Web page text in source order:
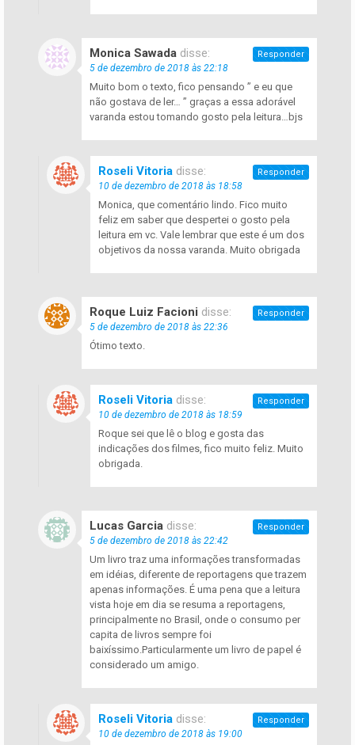
Monica Sawada disse:
5 de dezembro de 2018 às 22:18
Muito bom o texto, fico pensando ” e eu que
não gostava de ler… ” graças a essa adorável
varanda estou tomando gosto pela leitura…bjs
Responder
Roseli Vitoria disse:
10 de dezembro de 2018 às 18:58
Monica, que comentário lindo. Fico muito
feliz em saber que despertei o gosto pela
leitura em vc. Vale lembrar que este é um dos
objetivos da nossa varanda. Muito obrigada
Responder
Roque Luiz Facioni disse:
5 de dezembro de 2018 às 22:36
Ótimo texto.
Responder
Roseli Vitoria disse:
10 de dezembro de 2018 às 18:59
Roque sei que lê o blog e gosta das
indicações dos filmes, fico muito feliz. Muito
obrigada.
Responder
Lucas Garcia disse:
5 de dezembro de 2018 às 22:42
Um livro traz uma informações transformadas
em idéias, diferente de reportagens que trazem
apenas informações. É uma pena que a leitura
vista hoje em dia se resuma a reportagens,
principalmente no Brasil, onde o consumo per
capita de livros sempre foi
baixíssimo.Particularmente um livro de papel é
considerado um amigo.
Responder
Roseli Vitoria disse:
10 de dezembro de 2018 às 19:00
Responder